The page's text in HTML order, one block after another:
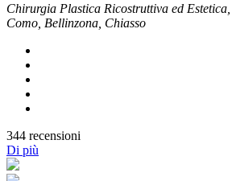
Chirurgia Plastica Ricostruttiva ed
Como, Bellinzona, Chiasso
344 recensioni
Di più